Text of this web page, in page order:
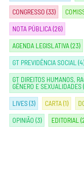
CONGRESSO (33)
NOTA PÚBLICA(26)
AGENDA LEGISLATIVA(23)
GT PREVIDÊNCIA SOCIAL (4)
GT DIREITOS HUMANOS,
GÊNERO E SEXUALIDADES
LIVES(3) CARTA(1)
OPINIÃO (3) EDITORIAL